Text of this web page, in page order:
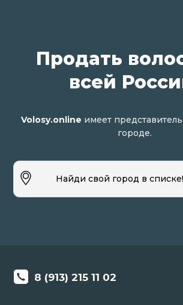
Продать
всей
Volosy.online имеет
городе.
Найди свой город в списке!
8 (913) 215 11 02